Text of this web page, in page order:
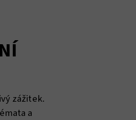
zážitek.
a